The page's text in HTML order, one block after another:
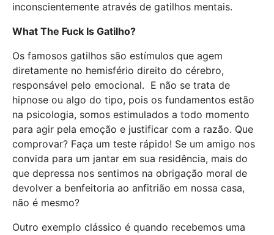
inconscientemente através de gatilhos mentais.
What The Fuck Is Gatilho?
Os famosos gatilhos são estímulos que agem
diretamente no hemisfério direito do cérebro,
responsável pelo emocional. E não se trata de
hipnose ou algo do tipo, pois os fundamentos estão
na psicologia, somos estimulados a todo momento
para agir pela emoção e justificar com a razão. Que
comprovar? Faça um teste rápido! Se um amigo nos
convida para um jantar em sua residência, mais do
que depressa nos sentimos na obrigação moral de
devolver a benfeitoria ao anfitrião em nossa casa,
não é mesmo?
Outro exemplo clássico é quando recebemos uma